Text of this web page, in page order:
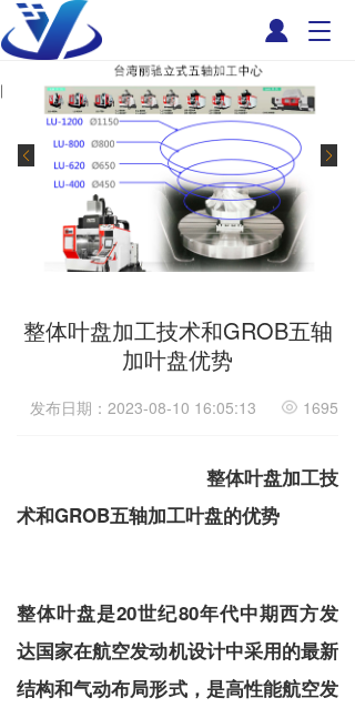
T
e
n
i
o
整体叶盘加工技术和GROB五轴
加叶盘优势
发布日期：2023-08-10 16:05:13 1695
整体叶盘加工技
术和GROB五轴加工叶盘的优势
整体叶盘是20世纪80年代中期西方发
达国家在航空发动机设计中采用的最新
结构和气动布局形式，是高性能航空发